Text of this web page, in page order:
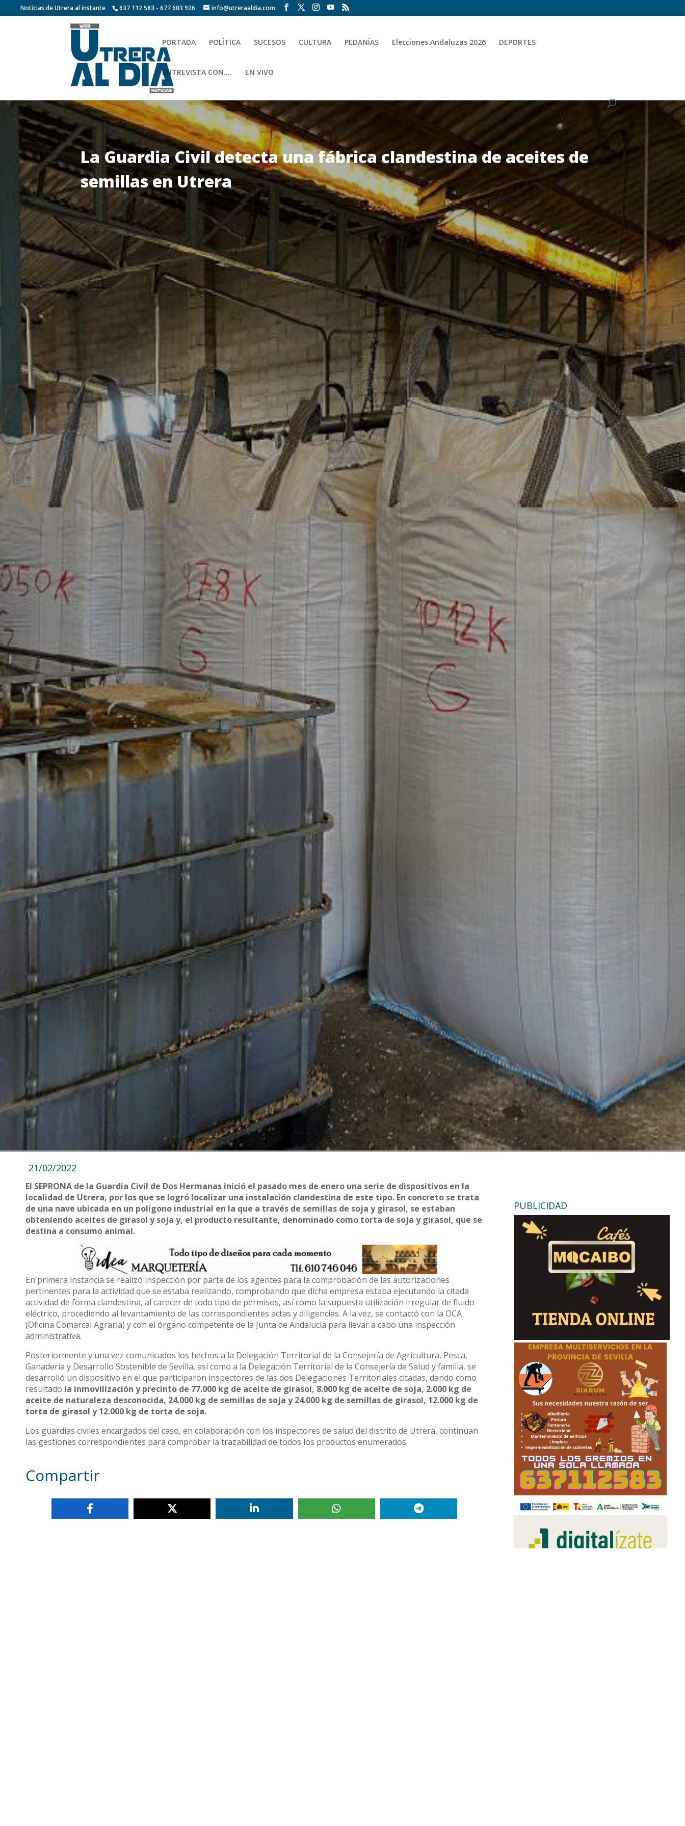
Noticias de Utrera al instante 637 112 583 - 677 603 926 info@utreraaldia.com
PORTADA POLÍTICA SUCESOS CULTURA PEDANÍAS Elecciones Andaluzas 2026 DEPORTES
ENTREVISTA CON…. EN VIVO
La Guardia Civil detecta una fábrica clandestina de aceites de
semillas en Utrera
21/02/2022
El SEPRONA de la Guardia Civil de Dos Hermanas inició el pasado mes de enero una serie de dispositivos en la
localidad de Utrera, por los que se logró localizar una instalación clandestina de este tipo. En concreto se trata
de una nave ubicada en un polígono industrial en la que a través de semillas de soja y girasol, se estaban
obteniendo aceites de girasol y soja y, el producto resultante, denominado como torta de soja y girasol, que se
destina a consumo animal.
En primera instancia se realizó inspección por parte de los agentes para la comprobación de las autorizaciones
pertinentes para la actividad que se estaba realizando, comprobando que dicha empresa estaba ejecutando la citada
actividad de forma clandestina, al carecer de todo tipo de permisos, así como la supuesta utilización irregular de fluido
eléctrico, procediendo al levantamiento de las correspondientes actas y diligencias. A la vez, se contactó con la OCA
(Oficina Comarcal Agraria) y con el órgano competente de la Junta de Andalucía para llevar a cabo una inspección
administrativa.
Posteriormente y una vez comunicados los hechos a la Delegación Territorial de la Consejería de Agricultura, Pesca,
Ganadería y Desarrollo Sostenible de Sevilla, así como a la Delegación Territorial de la Consejería de Salud y familia, se
desarrolló un dispositivo en el que participaron inspectores de las dos Delegaciones Territoriales citadas, dando como
resultado la inmovilización y precinto de 77.000 kg de aceite de girasol, 8.000 kg de aceite de soja, 2.000 kg de
aceite de naturaleza desconocida, 24.000 kg de semillas de soja y 24.000 kg de semillas de girasol, 12.000 kg de
torta de girasol y 12.000 kg de torta de soja.
Los guardias civiles encargados del caso, en colaboración con los inspectores de salud del distrito de Utrera, continúan
las gestiones correspondientes para comprobar la trazabilidad de todos los productos enumerados.
Compartir
PUBLICIDAD